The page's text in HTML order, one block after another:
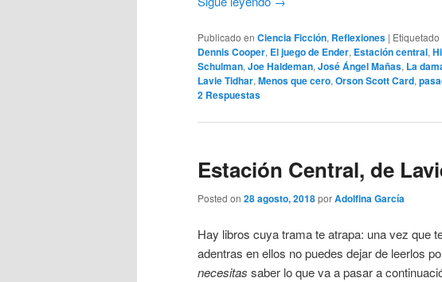
Publicado en Ciencia Ficción, Reflexiones | Etiquetado
Dennis Cooper, El juego de Ender, Estación central,
Schulman,Joe Haldeman,José Ángel Mañas, La
Lavie Tidhar,Menos que cero,Orson Scott Card,
2 Respuestas
Estación Central, de
Posted on 28 agosto, 2018porAdolfina García
Hay libros cuya trama te atrapa: una vez que
adentras en ellos no puedes dejar de leerlos
necesitas saber lo que va a pasar a